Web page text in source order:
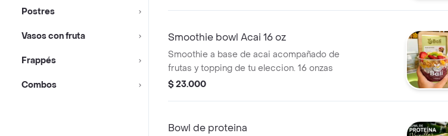
Postres
Vasos con fruta
Frappés
Combos
Smoothie bowl Acai 16 oz
Smoothie a base de acai acompañado de
frutas y topping de tu eleccion. 16 onzas
$ 23.000
Bowl de proteina